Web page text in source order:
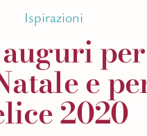
Ispirazioni
e
2020